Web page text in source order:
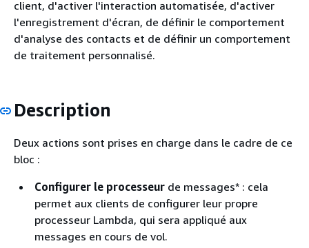
client, d'activer l'interaction automatisée, d'activer
l'enregistrement d'écran, de définir le comportement
d'analyse des contacts et de définir un comportement
de traitement personnalisé.
Description
Deux actions sont prises en charge dans le cadre de ce
bloc :
Configurer le processeur de messages* : cela
permet aux clients de configurer leur propre
processeur Lambda, qui sera appliqué aux
messages en cours de vol.